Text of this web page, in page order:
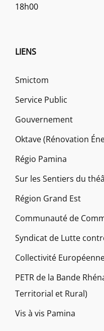
18h00
LIENS
Smictom
Service Public
Gouvernement
Oktave (Rénovation
Régio Pamina
Sur les Sentiers du
Région Grand Est
Communauté de
Syndicat de Lutte
Collectivité
PETR de la Bande
Territorial et Rural)
Vis à vis Pamina